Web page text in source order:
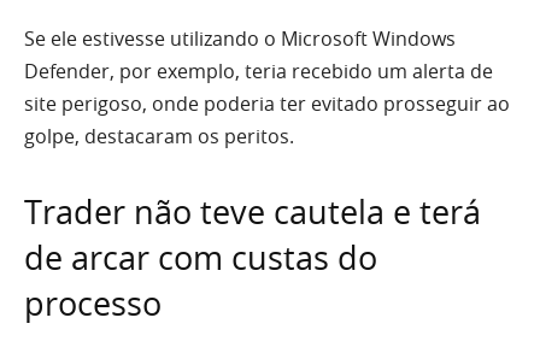
Se ele estivesse utilizando o Microsoft Windows
Defender, por exemplo, teria recebido um alerta de
site perigoso, onde poderia ter evitado prosseguir ao
golpe, destacaram os peritos.
Trader não teve cautela e terá
de arcar com custas do
processo